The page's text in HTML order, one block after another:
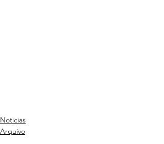
Noticias
Arquivo